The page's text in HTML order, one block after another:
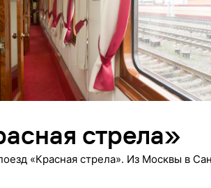
стрела»
«Красная стрела». Из Москвы в